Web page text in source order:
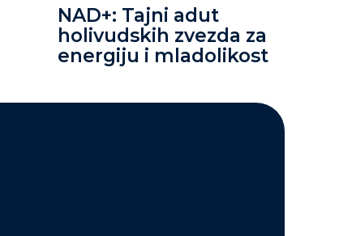
NAD+: Tajni adut
holivudskih zvezda za
energiju i mladolikost